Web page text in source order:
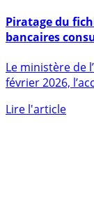
Piratage du
Le ministère de
février 2026,
référence (...)